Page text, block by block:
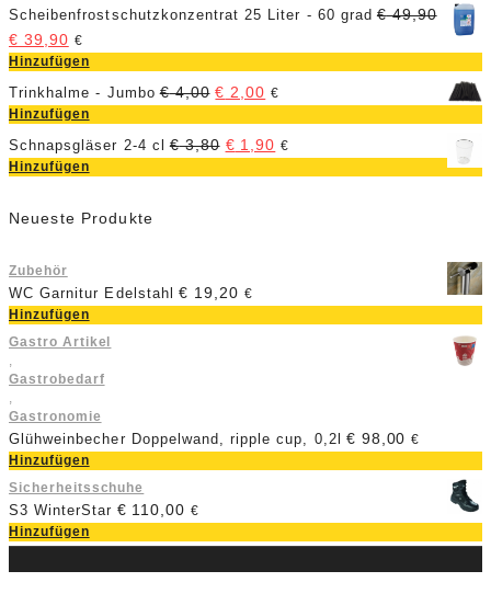
Scheibenfrostschutzkonzentrat 25 Liter - 60 grad €49,90
€ 39,90 €
Hinzufügen
Trinkhalme - Jumbo €4,00 € 2,00 €
Hinzufügen
Schnapsgläser 2-4 cl €3,80 € 1,90 €
Hinzufügen
Neueste Produkte
Zubehör
WC Garnitur Edelstahl € 19,20 €
Hinzufügen
Gastro Artikel
Gastrobedarf
Gastronomie
Glühweinbecher Doppelwand, ripple cup, 0,2l € 98,00 €
Hinzufügen
Sicherheitsschuhe
S3 WinterStar € 110,00 €
Hinzufügen